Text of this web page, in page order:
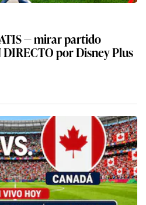
— mirar partido
DIRECTO por Disney Plus